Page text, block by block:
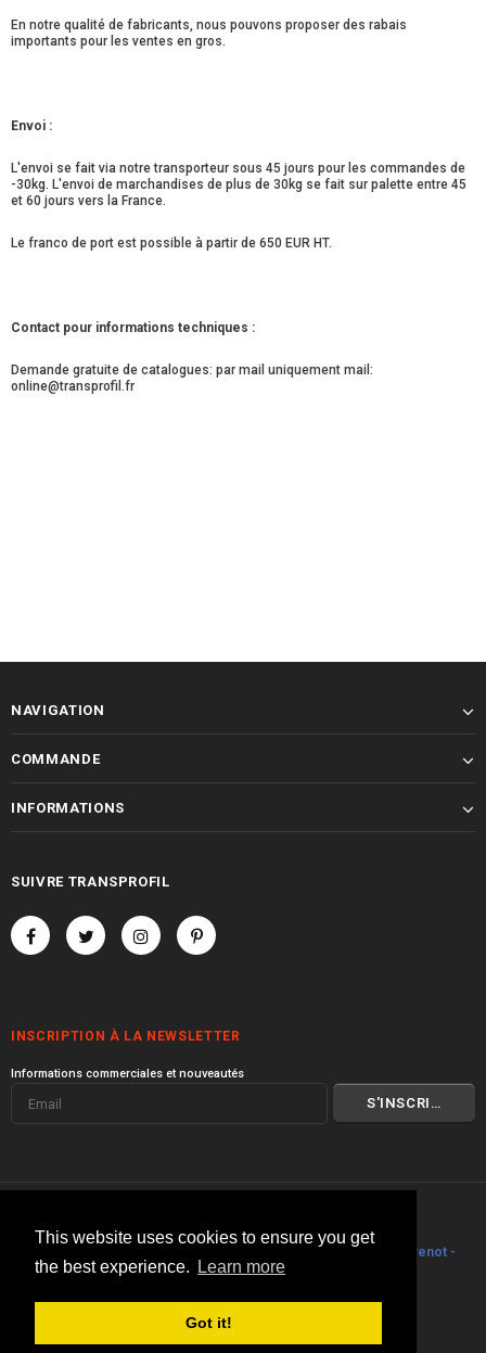
This website uses cookies to ensure you get
the best experience.
Learn more
Got it!
En notre qualité de fabricants, nous pouvons proposer des rabais
importants pour les ventes en gros.
Envoi :
L'envoi se fait via notre transporteur sous 45 jours pour les commandes de
-30kg. L'envoi de marchandises de plus de 30kg se fait sur palette entre 45
et 60 jours vers la France.
Le franco de port est possible à partir de 650 EUR HT.
Contact pour informations techniques :
Demande gratuite de catalogues: par mail uniquement mail:
online@transprofil.fr
NAVIGATION
COMMANDE
INFORMATIONS
SUIVRE TRANSPROFIL
INSCRIPTION À LA NEWSLETTER
Informations commerciales et nouveautés
Philippe Stouvenot -